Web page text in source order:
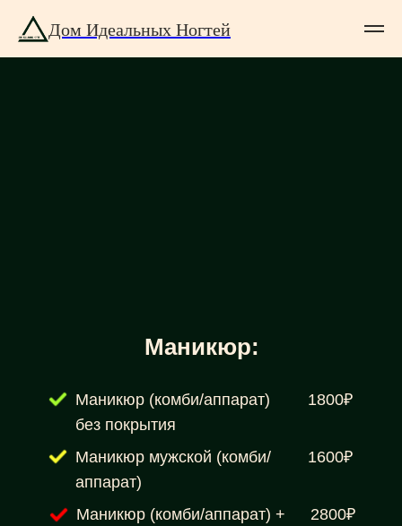
Дом Идеальных Ногтей
Маникюр:
2800₽
Маникюр (комби/аппарат) +
1600₽
Маникюр мужской (комби/
аппарат)
1800₽
Маникюр (комби/аппарат)
без покрытия